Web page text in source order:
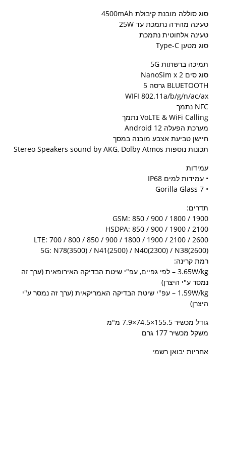
סוג סוללה מובנת קיבולת 4500mAh
טעינה מהירה נתמכת עד 25W
טעינה אלחוטית נתמכת
סוג מטען Type-C
תמיכה ברשתות 5G
סוג סים NanoSim x 2
BLUETOOTH גרסה 5
WIFI 802.11a/b/g/n/ac/ax
NFC נתמך
VoLTE & WiFi Calling נתמך
מערכת הפעלה Android 12
חיישן טביעת אצבע מובנה במסך
תכונות נוספות Stereo Speakers sound by AKG, Dolby Atmos
עמידות
• עמידות למים IP68
• Gorilla Glass 7
תדרים:
GSM: 850 / 900 / 1800 / 1900
HSDPA: 850 / 900 / 1900 / 2100
LTE: 700 / 800 / 850 / 900 / 1800 / 1900 / 2100 / 2600
5G: N78(3500) / N41(2500) / N40(2300) / N38(2600)
רמת קרינה:
​3.65W/kg – לפי גפיים, עפ"י שיטת הבדיקה האירופאית (ערך זה
נמסר ע"י היצרן)
1.59W/kg – עפ"י שיטת הבדיקה האמריקאית (ערך זה נמסר ע"י
היצרן)
גודל מכשיר 155.5×74.5×7.9 מ"מ
משקל מכשיר ​177 גרם
אחריות יבואן רשמי